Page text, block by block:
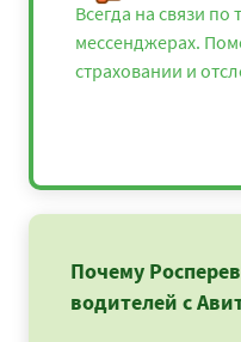
Всегда на связи по
мессенджерах.
страховании и
Почему
водителей с